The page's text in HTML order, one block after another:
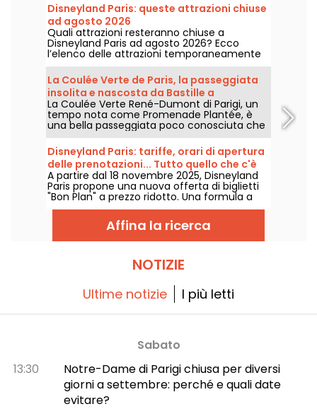
Disneyland Paris: queste attrazioni chiuse
ad agosto 2026
Quali attrazioni resteranno chiuse a
Disneyland Paris ad agosto 2026? Ecco
l’elenco delle attrazioni temporaneamente
non disponibili per manutenzione o rinnovo,
per aiutarvi a organizzare al meglio la vostra
visita ai parchi Disney.
La Coulée Verte de Paris, la passeggiata
insolita e nascosta da Bastille a
Vincennes
La Coulée Verte René-Dumont di Parigi, un
tempo nota come Promenade Plantée, è
una bella passeggiata poco conosciuta che
accompagna i parigini in un percorso
verdeggiante dalla Bastiglia al Bois de
Vincennes, passando per il Viaduc des Arts. È
un modo insolito e ombreggiato per scoprire
Parigi, lontano dal caos della città.
Disneyland Paris: tariffe, orari di apertura
delle prenotazioni... Tutto quello che c'è
da sapere sui biglietti "Bon Plan"
A partire dal 18 novembre 2025, Disneyland
Paris propone una nuova offerta di biglietti
"Bon Plan" a prezzo ridotto. Una formula a
tempo determinato e accessibile a tutti per
godersi la magia Disney senza spendere una
fortuna. Orari di lancio, prezzi, date... Vi
diciamo tutto!
Affina la ricerca
NOTIZIE
Ultime notizie I più letti
Sabato
13:30
Notre-Dame di Parigi chiusa per diversi
giorni a settembre: perché e quali date
evitare?